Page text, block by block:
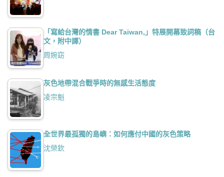
「寫給台灣的情書 Dear Taiwan,」特展開幕致詞稿（台
文，附中譯）
周婉窈
灰色地帶混合戰爭時的無感生活態度
凌宗魁
全世界最孤獨的島嶼：如何應付中國的灰色策略
沈榮欽